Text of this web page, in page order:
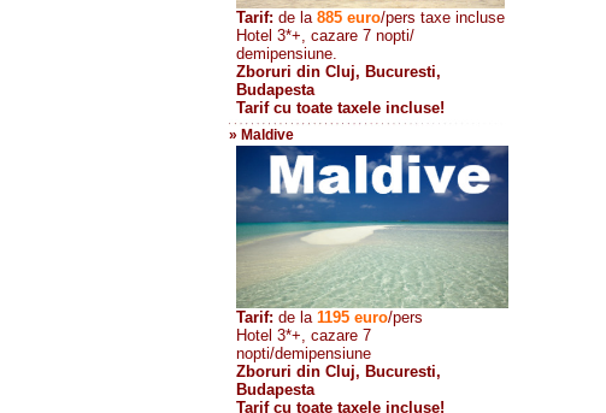
Tarif: de la 885 euro/pers taxe incluse
Hotel 3*+, cazare 7 nopti/
demipensiune.
Zboruri din Cluj, Bucuresti,
Budapesta
Tarif cu toate taxele incluse!
» Maldive
Tarif: de la 1195 euro/pers
Hotel 3*+, cazare 7
nopti/demipensiune
Zboruri din Cluj, Bucuresti,
Budapesta
Tarif cu toate taxele incluse!